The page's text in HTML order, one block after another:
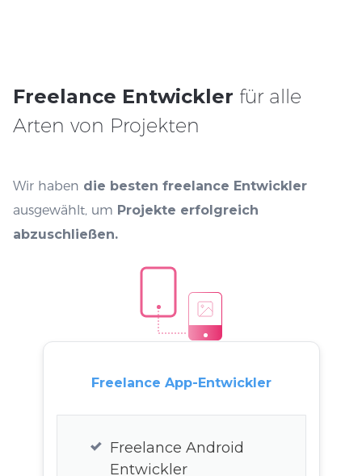
Freelance Entwickler für alle
Arten von Projekten
Wir haben die besten freelance Entwickler
ausgewählt, um Projekte erfolgreich
abzuschließen.
Freelance App-Entwickler
Freelance Android
Entwickler